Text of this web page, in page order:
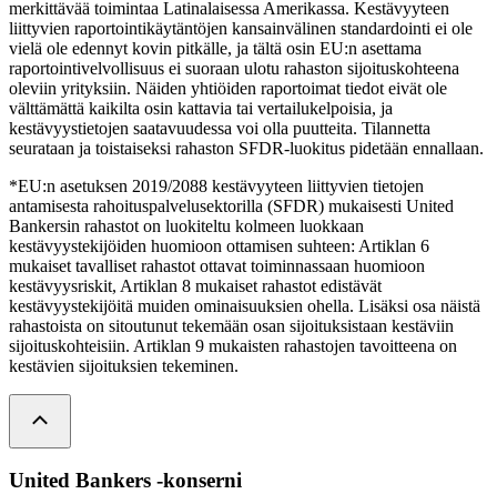
merkittävää toimintaa Latinalaisessa Amerikassa. Kestävyyteen
liittyvien raportointikäytäntöjen kansainvälinen standardointi ei ole
vielä ole edennyt kovin pitkälle, ja tältä osin EU:n asettama
raportointivelvollisuus ei suoraan ulotu rahaston sijoituskohteena
oleviin yrityksiin. Näiden yhtiöiden raportoimat tiedot eivät ole
välttämättä kaikilta osin kattavia tai vertailukelpoisia, ja
kestävyystietojen saatavuudessa voi olla puutteita. Tilannetta
seurataan ja toistaiseksi rahaston SFDR-luokitus pidetään ennallaan.
*EU:n asetuksen 2019/2088 kestävyyteen liittyvien tietojen
antamisesta rahoituspalvelusektorilla (SFDR) mukaisesti United
Bankersin rahastot on luokiteltu kolmeen luokkaan
kestävyystekijöiden huomioon ottamisen suhteen: Artiklan 6
mukaiset tavalliset rahastot ottavat toiminnassaan huomioon
kestävyysriskit, Artiklan 8 mukaiset rahastot edistävät
kestävyystekijöitä muiden ominaisuuksien ohella. Lisäksi osa näistä
rahastoista on sitoutunut tekemään osan sijoituksistaan kestäviin
sijoituskohteisiin. Artiklan 9 mukaisten rahastojen tavoitteena on
kestävien sijoituksien tekeminen.
United Bankers -konserni